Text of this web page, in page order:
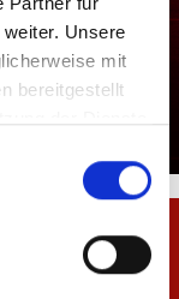
Unsere
mit
bereitgestellt
bin mit ihnen